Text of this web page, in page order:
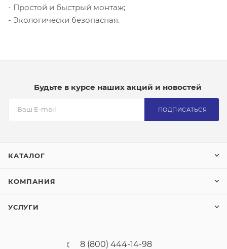
- Простой и быстрый монтаж;
- Экологически безопасная.
Будьте в курсе наших акций и новостей
ПОДПИСАТЬСЯ
КАТАЛОГ
КОМПАНИЯ
УСЛУГИ
8 (800) 444-14-98